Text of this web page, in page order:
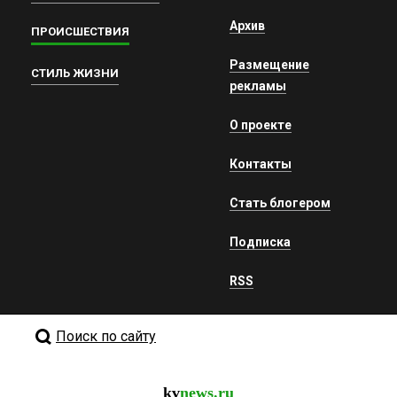
ПРОИСШЕСТВИЯ
СТИЛЬ ЖИЗНИ
Архив
Размещение
рекламы
О проекте
Контакты
Стать блогером
Подписка
RSS
Поиск по сайту
kvnews.ru